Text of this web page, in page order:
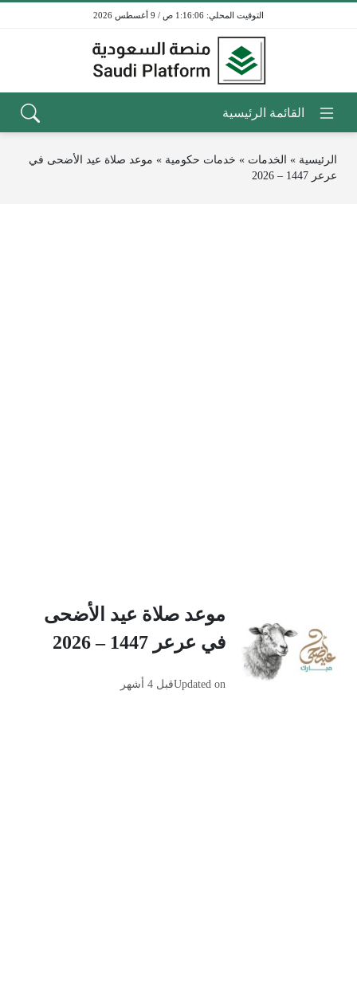
1:16:06 ص / 9 أغسطس 2026
الرئيسية » الخدمات » خدمات حكومية » موعد صلاة عيد الأضحى في
عرعر 1447 – 2026
موعد صلاة عيد الأضحى
في عرعر 1447 – 2026
Updated onقبل 4 أشهر